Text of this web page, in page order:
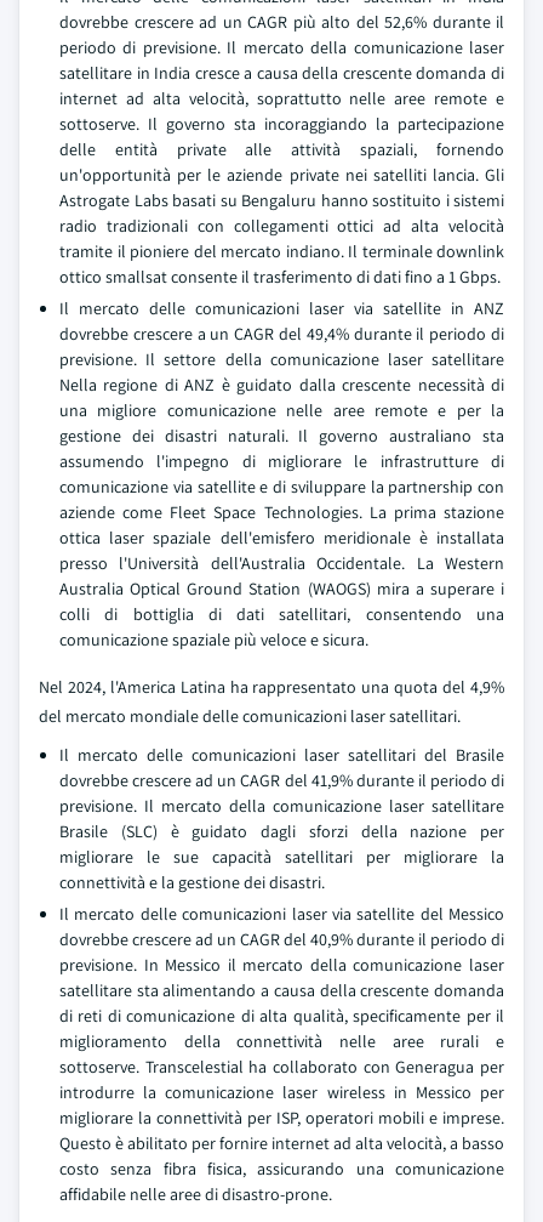
dovrebbe crescere ad un CAGR più alto del 52,6% durante il
periodo di previsione. Il mercato della comunicazione laser
satellitare in India cresce a causa della crescente domanda di
internet ad alta velocità, soprattutto nelle aree remote e
sottoserve. Il governo sta incoraggiando la partecipazione
delle entità private alle attività spaziali, fornendo
un'opportunità per le aziende private nei satelliti lancia. Gli
Astrogate Labs basati su Bengaluru hanno sostituito i sistemi
radio tradizionali con collegamenti ottici ad alta velocità
tramite il pioniere del mercato indiano. Il terminale downlink
ottico smallsat consente il trasferimento di dati fino a 1 Gbps.
Il mercato delle comunicazioni laser via satellite in ANZ
dovrebbe crescere a un CAGR del 49,4% durante il periodo di
previsione. Il settore della comunicazione laser satellitare
Nella regione di ANZ è guidato dalla crescente necessità di
una migliore comunicazione nelle aree remote e per la
gestione dei disastri naturali. Il governo australiano sta
assumendo l'impegno di migliorare le infrastrutture di
comunicazione via satellite e di sviluppare la partnership con
aziende come Fleet Space Technologies. La prima stazione
ottica laser spaziale dell'emisfero meridionale è installata
presso l'Università dell'Australia Occidentale. La Western
Australia Optical Ground Station (WAOGS) mira a superare i
colli di bottiglia di dati satellitari, consentendo una
comunicazione spaziale più veloce e sicura.
Nel 2024, l'America Latina ha rappresentato una quota del 4,9%
del mercato mondiale delle comunicazioni laser satellitari.
Il mercato delle comunicazioni laser satellitari del Brasile
dovrebbe crescere ad un CAGR del 41,9% durante il periodo di
previsione. Il mercato della comunicazione laser satellitare
Brasile (SLC) è guidato dagli sforzi della nazione per
migliorare le sue capacità satellitari per migliorare la
connettività e la gestione dei disastri.
Il mercato delle comunicazioni laser via satellite del Messico
dovrebbe crescere ad un CAGR del 40,9% durante il periodo di
previsione. In Messico il mercato della comunicazione laser
satellitare sta alimentando a causa della crescente domanda
di reti di comunicazione di alta qualità, specificamente per il
miglioramento della connettività nelle aree rurali e
sottoserve. Transcelestial ha collaborato con Generagua per
introdurre la comunicazione laser wireless in Messico per
migliorare la connettività per ISP, operatori mobili e imprese.
Questo è abilitato per fornire internet ad alta velocità, a basso
costo senza fibra fisica, assicurando una comunicazione
affidabile nelle aree di disastro-prone.